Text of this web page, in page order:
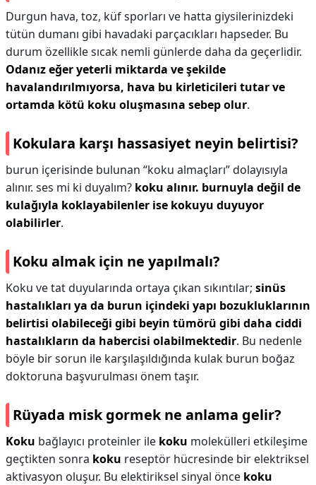
Durgun hava, toz, küf sporları ve hatta giysilerinizdeki
tütün dumanı gibi havadaki parçacıkları hapseder. Bu
durum özellikle sıcak nemli günlerde daha da geçerlidir.
Odanız eğer yeterli miktarda ve şekilde
havalandırılmıyorsa, hava bu kirleticileri tutar ve
ortamda kötü koku oluşmasına sebep olur.
Kokulara karşı hassasiyet neyin belirtisi?
burun içerisinde bulunan “koku almaçları” dolayısıyla
alınır. ses mi ki duyalım? koku alınır. burnuyla değil de
kulağıyla koklayabilenler ise kokuyu duyuyor
olabilirler.
Koku almak için ne yapılmalı?
Koku ve tat duyularında ortaya çıkan sıkıntılar; sinüs
hastalıkları ya da burun içindeki yapı bozukluklarının
belirtisi olabileceği gibi beyin tümörü gibi daha ciddi
hastalıkların da habercisi olabilmektedir. Bu nedenle
böyle bir sorun ile karşılaşıldığında kulak burun boğaz
doktoruna başvurulması önem taşır.
Rüyada misk gormek ne anlama gelir?
Koku bağlayıcı proteinler ile koku molekülleri etkileşime
geçtikten sonra koku reseptör hücresinde bir elektriksel
aktivasyon oluşur. Bu elektiriksel sinyal önce koku